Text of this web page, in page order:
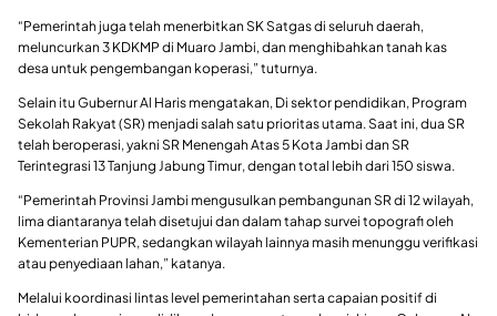
“Pemerintah juga telah menerbitkan SK Satgas di seluruh daerah,
meluncurkan 3 KDKMP di Muaro Jambi, dan menghibahkan tanah kas
desa untuk pengembangan koperasi,” tuturnya.
Selain itu Gubernur Al Haris mengatakan, Di sektor pendidikan, Program
Sekolah Rakyat (SR) menjadi salah satu prioritas utama. Saat ini, dua SR
telah beroperasi, yakni SR Menengah Atas 5 Kota Jambi dan SR
Terintegrasi 13 Tanjung Jabung Timur, dengan total lebih dari 150 siswa.
“Pemerintah Provinsi Jambi mengusulkan pembangunan SR di 12 wilayah,
lima diantaranya telah disetujui dan dalam tahap survei topografi oleh
Kementerian PUPR, sedangkan wilayah lainnya masih menunggu verifikasi
atau penyediaan lahan,” katanya.
Melalui koordinasi lintas level pemerintahan serta capaian positif di